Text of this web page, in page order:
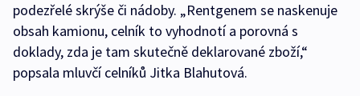
podezřelé skrýše či nádoby. „Rentgenem se naskenuje
obsah kamionu, celník to vyhodnotí a porovná s
doklady, zda je tam skutečně deklarované zboží,“
popsala mluvčí celníků Jitka Blahutová.